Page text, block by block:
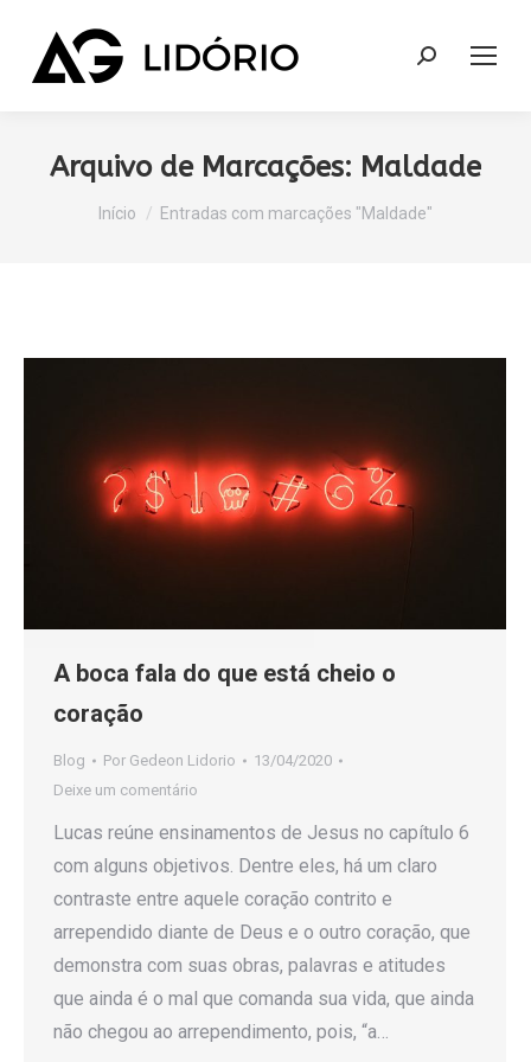
Search:
Arquivo de Marcações: Maldade
Você está aqui:
Início Entradas com marcações "Maldade"
A boca fala do que está cheio o
coração
Blog Por Gedeon Lidorio
13/04/2020
Deixe um comentário
Lucas reúne ensinamentos de Jesus no capítulo 6
com alguns objetivos. Dentre eles, há um claro
contraste entre aquele coração contrito e
arrependido diante de Deus e o outro coração, que
demonstra com suas obras, palavras e atitudes
que ainda é o mal que comanda sua vida, que ainda
não chegou ao arrependimento, pois, “a…